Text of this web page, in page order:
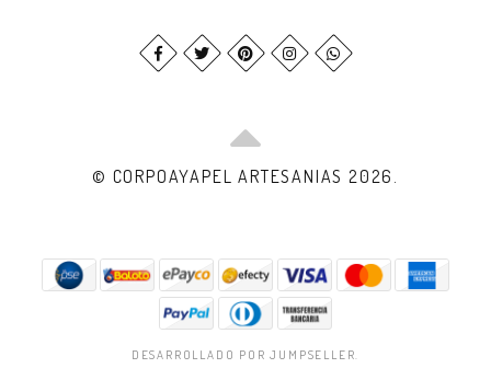
© CORPOAYAPEL ARTESANIAS 2026.
DESARROLLADO POR JUMPSELLER.